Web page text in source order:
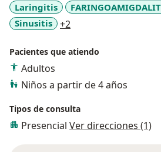
Laringitis
Sinusitis
+2
Pacientes que atiendo
Adultos
Niños a partir de 4 años
Tipos de consulta
Presencial Ver direcciones (1)